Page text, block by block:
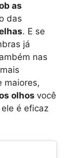
as
das
. E se
já
nas
maiores,
olhos você
é eficaz